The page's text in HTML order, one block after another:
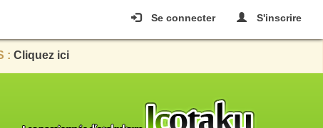
Se connecter S'inscrire
: Cliquez ici